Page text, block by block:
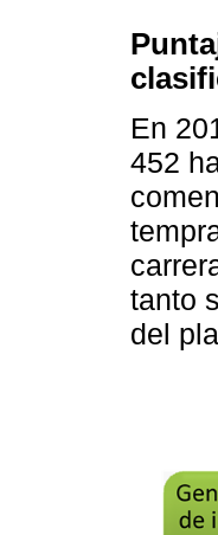
En
452
tanto
del